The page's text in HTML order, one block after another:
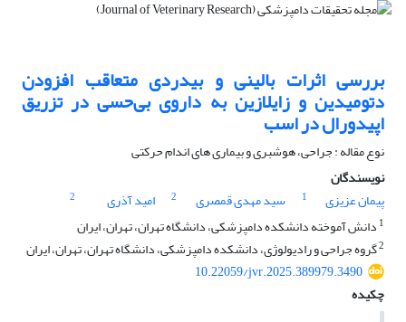
بررسی اثرات بالینی و بی‎دردی متعاقب افزودن
دتومیدین و زایلازین به داروی ‌بی‌حسی در تزریق
اپیدورال در اسب
نوع مقاله : جراحی، هوشبری و بیماری های اندام حرکتی
نویسندگان
پیمان عزیزی
1 سید مهدی قمصری 2 امید آذری
2
1 دانش آموخته دانشکده دامپزشکی، دانشگاه تهران، تهران، ایران
2گروه جراحی و رادیولوژی، دانشکده دامپزشکی، دانشگاه تهران، تهران، ایران
10.22059/jvr.2025.389979.3490
چکیده